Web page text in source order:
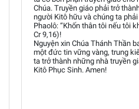
Chúa. Truyền giáo phải trở
người Kitô hữu và chúng ta
Phaolô: “Khốn thân tôi nếu tôi
Cr 9,16)!
Nguyện xin Chúa Thánh Thần
một đức tin vững vàng, trung
ta trở thành những nhà truyền
Kitô Phục Sinh. Amen!